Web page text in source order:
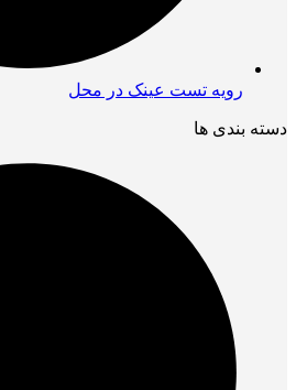
رویه تست عینک در محل
دسته بندی ها